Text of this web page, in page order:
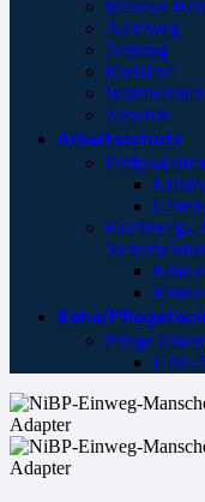
Massive
Atemweg
Atmung
Kreislauf
Wärmeerhalt
Zubehör
Arbeitsschutz
Fluchtweg-,
Erste-
Erste-
Reha/
Pflege
Urin-/